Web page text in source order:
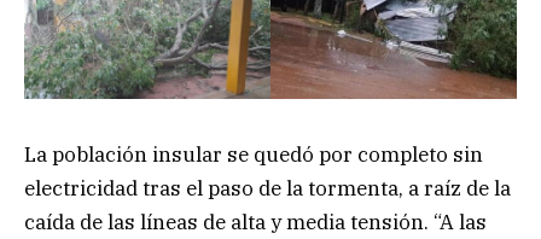
La población insular se quedó por completo sin
electricidad tras el paso de la tormenta, a raíz de la
caída de las líneas de alta y media tensión. “A las